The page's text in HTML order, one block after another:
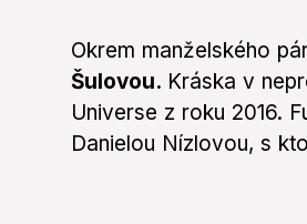
Okrem manželského
Šulovou. Kráska v
Universe z roku 2016.
Danielou Nízlovou, s